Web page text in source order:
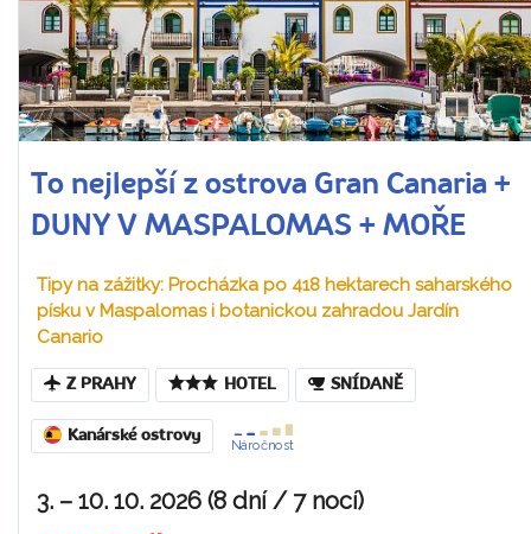
To nejlepší z ostrova Gran Canaria +
DUNY V MASPALOMAS + MOŘE
Tipy na zážitky: Procházka po 418 hektarech saharského
písku v Maspalomas i botanickou zahradou Jardín
Canario
Z PRAHY HOTEL SNÍDANĚ
Kanárské ostrovy
Náročnost
3. – 10. 10. 2026 (8 dní / 7 nocí)